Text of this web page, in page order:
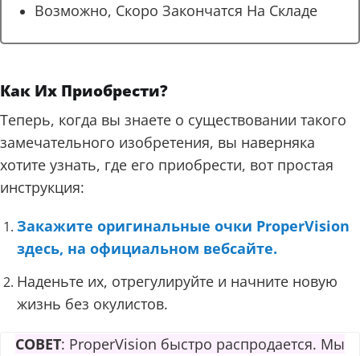
Возможно, Скоро Закончатся На Складе
Как Их Приобрести?
Теперь, когда вы знаете о существовании такого
замечательного изобретения, вы наверняка
хотите узнать, где его приобрести, вот простая
инструкция:
Закажите оригинальные очки ProperVision
здесь, на официальном вебсайте.
Наденьте их, отрегулируйте и начните новую
жизнь без окулистов.
СОВЕТ: ProperVision быстро распродается. Мы